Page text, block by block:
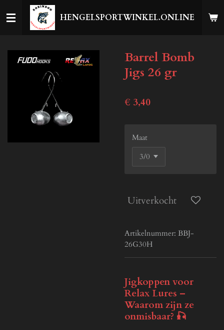
direct
HENGELSPORTWINKEL.ONLINE
Barrel Bomb
Jigs 26 gr
€ 3,40
Maat
Uitverkocht
Artikelnummer: BBJ-
26G30H
Jigkoppen voor
Relax Lures –
Waarom zijn ze
onmisbaar? 🎣